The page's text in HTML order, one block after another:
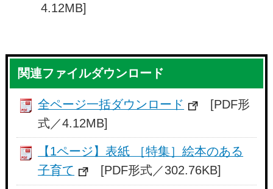
4.12MB]
関連ファイルダウンロード
全ページ一括ダウンロード
[PDF形
式／4.12MB]
【1ページ】表紙 ［特集］絵本のある
子育て
[PDF形式／302.76KB]